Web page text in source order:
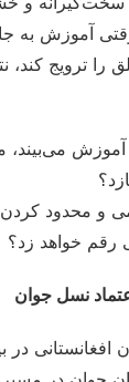
آموزش به
را ترویج کند،
می‌بیند،
و محدود
خواهد زد؟
نسل جوان
افغانستانی در